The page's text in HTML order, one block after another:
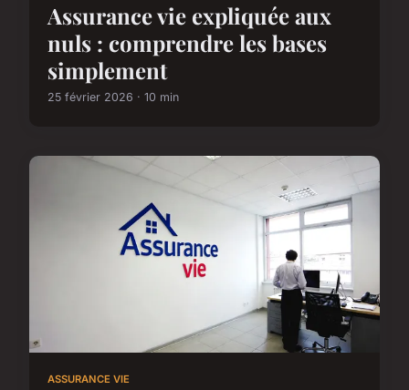
Assurance vie expliquée aux
nuls : comprendre les bases
simplement
25 février 2026 · 10 min
ASSURANCE VIE